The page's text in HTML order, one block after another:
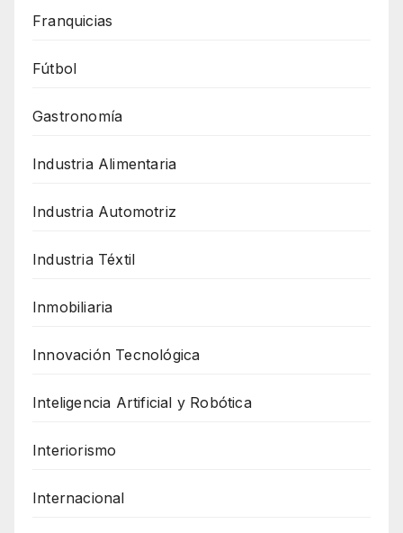
Franquicias
Fútbol
Gastronomía
Industria Alimentaria
Industria Automotriz
Industria Téxtil
Inmobiliaria
Innovación Tecnológica
Inteligencia Artificial y Robótica
Interiorismo
Internacional